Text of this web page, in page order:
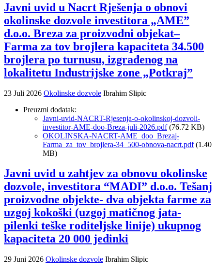
Javni uvid u Nacrt Rješenja o obnovi
okolinske dozvole investitora „AME”
d.o.o. Breza za proizvodni objekat–
Farma za tov brojlera kapaciteta 34.500
brojlera po turnusu, izgrađenog na
lokalitetu Industrijske zone „Potkraj”
23 Juli 2026 Okolinske dozvole Ibrahim Slipic
Preuzmi dodatak:
Javni-uvid-NACRT-Rjesenja-o-okolinskoj-dozvoli-
investitor-AME-doo-Breza-juli-2026.pdf(76.72 KB)
OKOLINSKA-NACRT-AME_doo_Brezaj-
Farma_za_tov_brojlera-34_500-obnova-nacrt.pdf(1.40
MB)
Javni uvid u zahtjev za obnovu okolinske
dozvole, investitora “MADI” d.o.o. Tešanj
proizvodne objekte- dva objekta farme za
uzgoj kokoški (uzgoj matičnog jata-
pilenki teške roditeljske linije) ukupnog
kapaciteta 20 000 jedinki
29 Juni 2026 Okolinske dozvole Ibrahim Slipic